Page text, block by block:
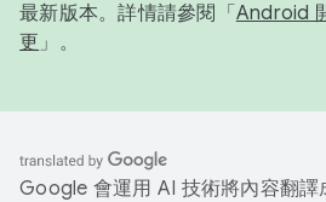
最新版本。詳情請參閱「 Android
更 」。
Google 會運用 AI 技術將內容翻譯